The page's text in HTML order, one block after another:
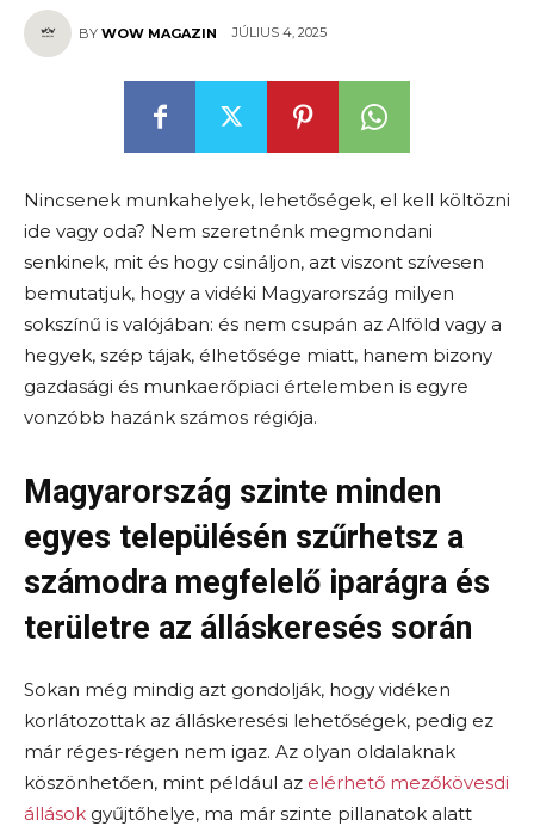
BY WOW MAGAZIN JÚLIUS 4, 2025
Nincsenek munkahelyek, lehetőségek, el kell költözni
ide vagy oda? Nem szeretnénk megmondani
senkinek, mit és hogy csináljon, azt viszont szívesen
bemutatjuk, hogy a vidéki Magyarország milyen
sokszínű is valójában: és nem csupán az Alföld vagy a
hegyek, szép tájak, élhetősége miatt, hanem bizony
gazdasági és munkaerőpiaci értelemben is egyre
vonzóbb hazánk számos régiója.
Magyarország szinte minden
egyes településén szűrhetsz a
számodra megfelelő iparágra és
területre az álláskeresés során
Sokan még mindig azt gondolják, hogy vidéken
korlátozottak az álláskeresési lehetőségek, pedig ez
már réges-régen nem igaz. Az olyan oldalaknak
köszönhetően, mint például az elérhető mezőkövesdi
állások gyűjtőhelye, ma már szinte pillanatok alatt